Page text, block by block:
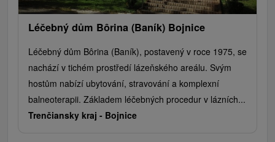
Léčebný dům Bôrina (Baník) Bojnice
Léčebný dům Bôrina (Baník), postavený v roce 1975, se
nachází v tichém prostředí lázeňského areálu. Svým
hostům nabízí ubytování, stravování a komplexní
balneoterapii. Základem léčebných procedur v lázních...
Trenčiansky kraj - Bojnice